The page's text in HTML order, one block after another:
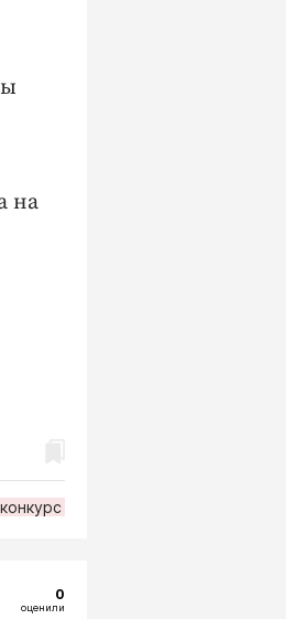
на
конкурс
0
оценили